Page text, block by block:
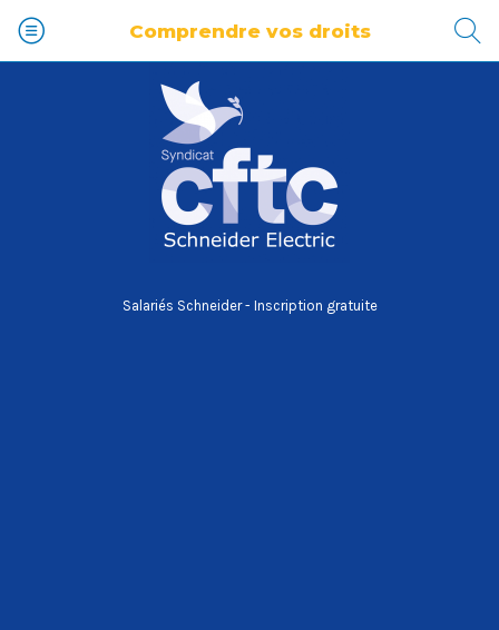
Comprendre vos droits
Salariés Schneider - Inscription gratuite